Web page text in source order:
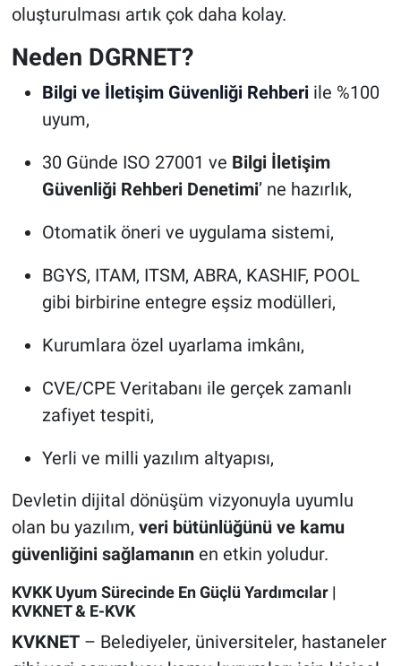
oluşturulması artık çok daha kolay.
Neden DGRNET?
Bilgi ve İletişim Güvenliği Rehberi ile %100
uyum,
30 Günde ISO 27001 ve Bilgi İletişim
Güvenliği Rehberi Denetimi’ ne hazırlık,
Otomatik öneri ve uygulama sistemi,
BGYS, ITAM, ITSM, ABRA, KASHIF, POOL
gibi birbirine entegre eşsiz modülleri,
Kurumlara özel uyarlama imkânı,
CVE/CPE Veritabanı ile gerçek zamanlı
zafiyet tespiti,
Yerli ve milli yazılım altyapısı,
Devletin dijital dönüşüm vizyonuyla uyumlu
olan bu yazılım, veri bütünlüğünü ve kamu
güvenliğini sağlamanınen etkin yoludur.
KVKK Uyum Sürecinde En Güçlü Yardımcılar |
KVKNET & E-KVK
KVKNET– Belediyeler, üniversiteler, hastaneler